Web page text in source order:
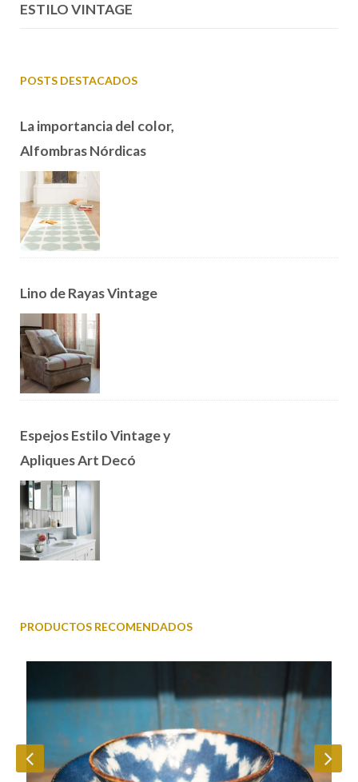
ESTILO VINTAGE
POSTS DESTACADOS
La importancia del color,
Alfombras Nórdicas
Lino de Rayas Vintage
Espejos Estilo Vintage y
Apliques Art Decó
PRODUCTOS RECOMENDADOS